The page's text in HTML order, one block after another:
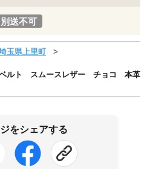
別送不可
玉県上里町
ルト スムースレザー チョコ 本革
をシェアする